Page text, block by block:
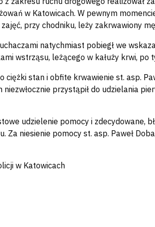
w Katowicach. W pewnym
przy chodniku, leży zakrwawiony
natychmiast pobiegł we
wstrząsu, leżącego w kałuży krwi, po
ciężki stan i obfite krwawienie st. asp.
niezwłocznie przystąpił do udzielania
udzielenie pomocy i zdecydowane,
Za niesienie pomocy st. asp. Paweł
w Katowicach